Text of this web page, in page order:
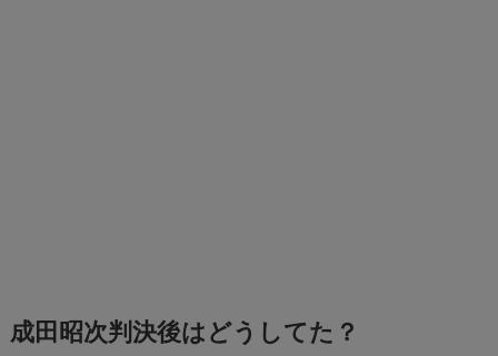
成田昭次判決後はどうしてた？